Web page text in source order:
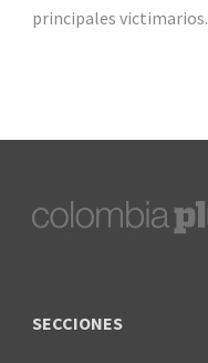
principales victimarios.
SECCIONES